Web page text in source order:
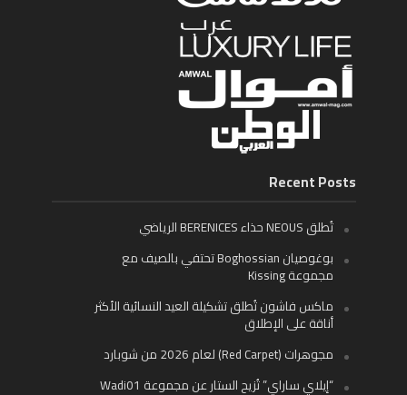
Recent Posts
تُطلق NEOUS حذاء BERENICES الرياضي
بوغوصيان Boghossian تحتفي بالصيف مع
مجموعة Kissing
ماكس فاشون تُطلق تشكيلة العيد النسائية الأكثر
أناقة على الإطلاق
مجوهرات (Red Carpet) لعام 2026 من شوبارد
“إيلاي ساراي” تُزيح الستار عن مجموعة Wadi01